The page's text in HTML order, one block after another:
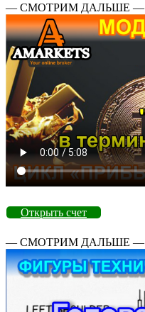
— СМОТРИМ ДАЛЬШЕ —
Открыть счет
— СМОТРИМ ДАЛЬШЕ —